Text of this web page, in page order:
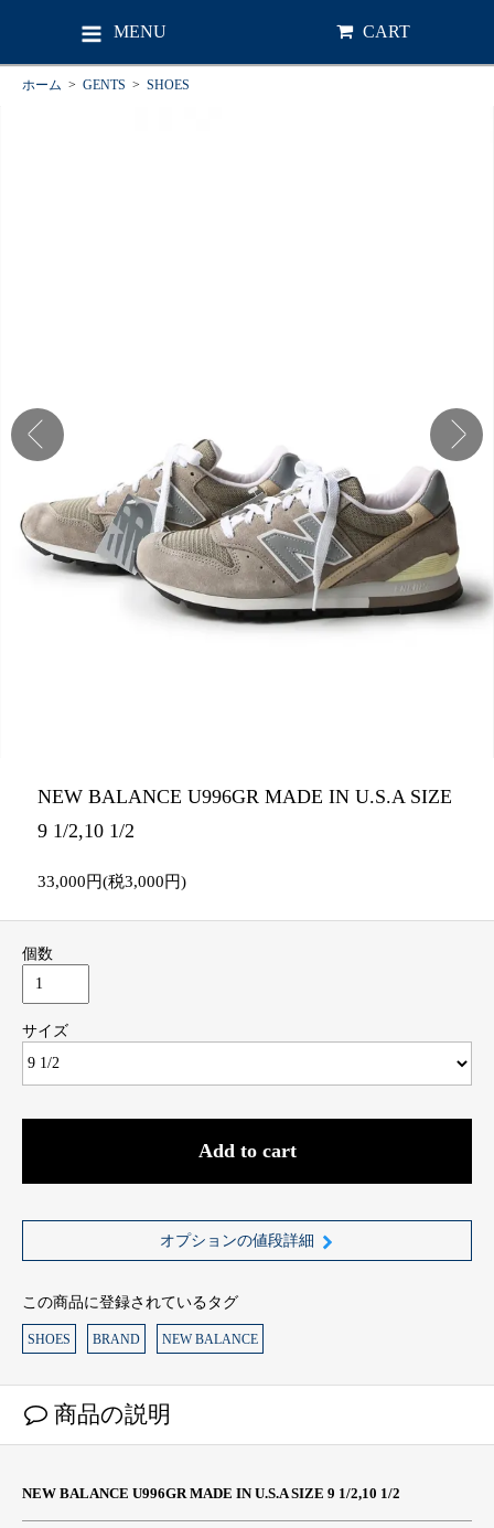
MENU CART
ホーム > GENTS > SHOES
NEW BALANCE U996GR MADE IN U.S.A SIZE
9 1/2,10 1/2
33,000円(税3,000円)
個数
サイズ
Add to cart
オプションの値段詳細
この商品に登録されているタグ
SHOES BRAND NEW BALANCE
商品の説明
NEW BALANCE U996GR MADE IN U.S.A SIZE 9 1/2,10 1/2